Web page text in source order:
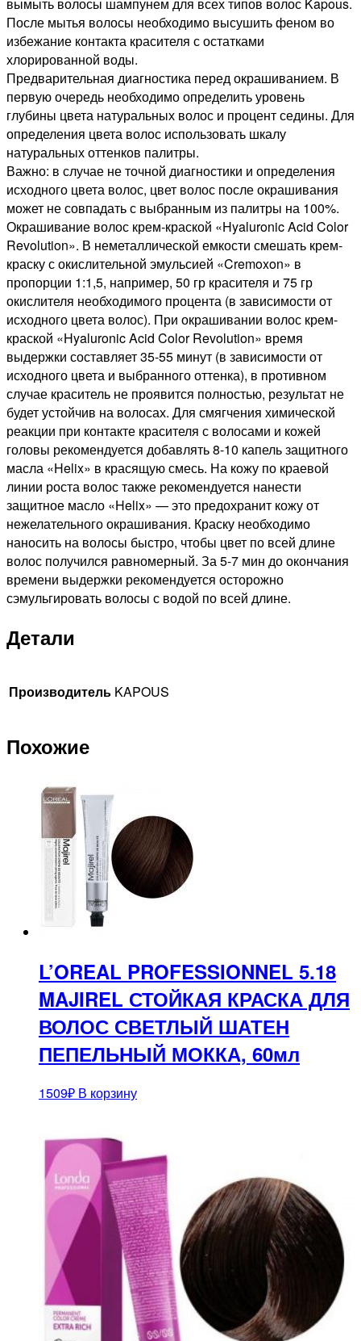
вымыть волосы шампунем для всех типов волос Kapous.
После мытья волосы необходимо высушить феном во
избежание контакта красителя с остатками
хлорированной воды.
Предварительная диагностика перед окрашиванием. В
первую очередь необходимо определить уровень
глубины цвета натуральных волос и процент седины. Для
определения цвета волос использовать шкалу
натуральных оттенков палитры.
Важно: в случае не точной диагностики и определения
исходного цвета волос, цвет волос после окрашивания
может не совпадать с выбранным из палитры на 100%.
Окрашивание волос крем-краской «Hyaluronic Acid Color
Revolution». В неметаллической емкости смешать крем-
краску с окислительной эмульсией «Cremoxon» в
пропорции 1:1,5, например, 50 гр красителя и 75 гр
окислителя необходимого процента (в зависимости от
исходного цвета волос). При окрашивании волос крем-
краской «Hyaluronic Acid Color Revolution» время
выдержки составляет 35-55 минут (в зависимости от
исходного цвета и выбранного оттенка), в противном
случае краситель не проявится полностью, результат не
будет устойчив на волосах. Для смягчения химической
реакции при контакте красителя с волосами и кожей
головы рекомендуется добавлять 8-10 капель защитного
масла «Helix» в красящую смесь. На кожу по краевой
линии роста волос также рекомендуется нанести
защитное масло «Helix» — это предохранит кожу от
нежелательного окрашивания. Краску необходимо
наносить на волосы быстро, чтобы цвет по всей длине
волос получился равномерный. За 5-7 мин до окончания
времени выдержки рекомендуется осторожно
сэмульгировать волосы с водой по всей длине.
Детали
Производитель KAPOUS
Похожие
L’OREAL PROFESSIONNEL 5.18
MAJIREL СТОЙКАЯ КРАСКА ДЛЯ
ВОЛОС СВЕТЛЫЙ ШАТЕН
ПЕПЕЛЬНЫЙ МОККА, 60мл
1509₽ В корзину